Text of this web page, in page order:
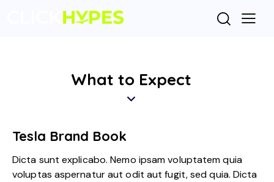
What to Expect
Tesla Brand Book
Dicta sunt explicabo. Nemo ipsam voluptatem quia
voluptas aspernatur aut odit aut fugit, sed quia. Dicta